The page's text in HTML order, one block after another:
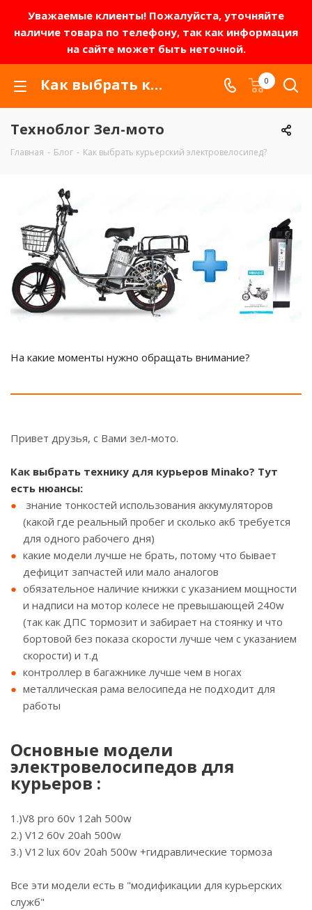
Уважаемые клиенты! Пожалуйста, уточняйте
наличие товара по телефону, так как информация
на сайте может быть неточной.
Как выбрать курьерский велосипед минако? 0
Техноблог Зел-мото
Главная - Блог - Как выбрать курьерский электровелосипед?
На какие моменты нужно обращать внимание?
Привет друзья, с Вами зел-мото.
Как выбрать технику для курьеров Minako? Тут
есть нюансы:
знание тонкостей использования аккумуляторов
(какой где реальный пробег и сколько акб требуется
для одного рабочего дня)
какие модели лучше не брать, потому что бывает
дефицит запчастей или мало аналогов
обязательное наличие книжки с указанием мощности
и надписи на мотор колесе не превышающей 240w
(так как ДПС тормозит и забирает на стоянку и что
бортовой без показа скорости лучше чем с указанием
скорости) и т.д
контроллер в багажнике лучше чем в ногах
металлическая рама велосипеда не подходит для
работы
Основные модели
электровелосипедов для
курьеров :
1.)V8 pro 60v 12ah 500w
2.) V12 60v 20ah 500w
3.) V12 lux 60v 20ah 500w +гидравлические тормоза
Все эти модели есть в "модификации для курьерских
служб"